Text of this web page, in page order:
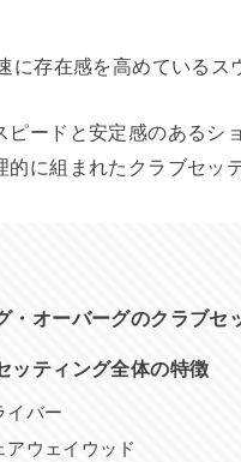
に存在感を高めている
ピードと安定感のあるシ
的に組まれたクラブセッ
・オーバーグのクラブ
ッティング全体の特徴
イバー
アウェイウッド